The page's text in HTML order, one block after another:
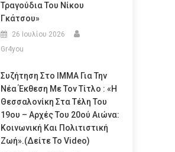
Τραγούδια Του Νίκου
Γκάτσου»
26 Ιουλίου 2026
Gr4you
Συζήτηση Στο ΙΜΜΑ Για Την
Νέα Έκθεση Με Τον Τίτλο : «Η
Θεσσαλονίκη Στα Τέλη Του
19ου – Αρχές Του 20ού Αιώνα:
Κοινωνική Και Πολιτιστική
Ζωή».(Δείτε Το Video)